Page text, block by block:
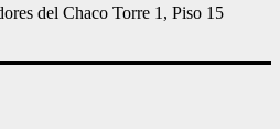
del Chaco Torre 1, Piso 15